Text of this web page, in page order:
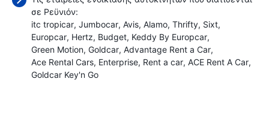
σε Ρεϋνιόν:
itc tropicar Jumbocar Avis Alamo Thrifty Sixt
Europcar Hertz Budget Keddy By Europcar
Green Motion Goldcar Advantage Rent a Car
Ace Rental Cars Enterprise Rent a car ACE Rent A Car
Goldcar Key'n Go